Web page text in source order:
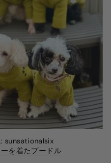
sunsationalsix
を着たプードル